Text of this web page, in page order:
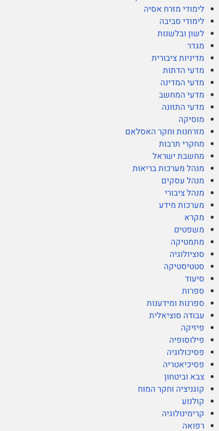
לימודי מזרח אסיה
לימודי סביבה
לשון ובלשנות
מגדר
מדיניות ציבורית
מדעי הדתות
מדעי המדינה
מדעי המחשב
מדעי התזונה
מוסיקה
מזרחנות וחקר האסלאם
מחקרי תרבות
מחשבת ישראל
מנהל מערכות בריאות
מנהל עסקים
מנהל ציבורי
מערכות מידע
מקרא
משפטים
מתמטיקה
סוציולוגיה
סטטיסטיקה
סיעוד
ספרות
ספרנות ומידענות
עבודה סוציאלית
פיזיקה
פילוסופיה
פסיכולוגיה
פסיכיאטריה
צבא וביטחון
קוגניציה וחקר המוח
קולנוע
קרימינולוגיה
רפואה